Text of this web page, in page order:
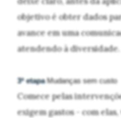
objetivo é obter dados
avance em uma
atendendo à diversidade.
3ª etapaMudanças sem custo
Comece pelas
exigem gastos - com